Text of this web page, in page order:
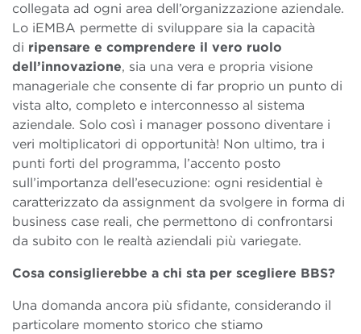
collegata ad ogni area dell’organizzazione aziendale.
Lo iEMBA permette di sviluppare sia la capacità
di ripensare e comprendere il vero ruolo
dell’innovazione, sia una vera e propria visione
manageriale che consente di far proprio un punto di
vista alto, completo e interconnesso al sistema
aziendale. Solo così i manager possono diventare i
veri moltiplicatori di opportunità! Non ultimo, tra i
punti forti del programma, l’accento posto
sull’importanza dell’esecuzione: ogni residential è
caratterizzato da assignment da svolgere in forma di
business case reali, che permettono di confrontarsi
da subito con le realtà aziendali più variegate.
Cosa consiglierebbe a chi sta per scegliere BBS?
Una domanda ancora più sfidante, considerando il
particolare momento storico che stiamo